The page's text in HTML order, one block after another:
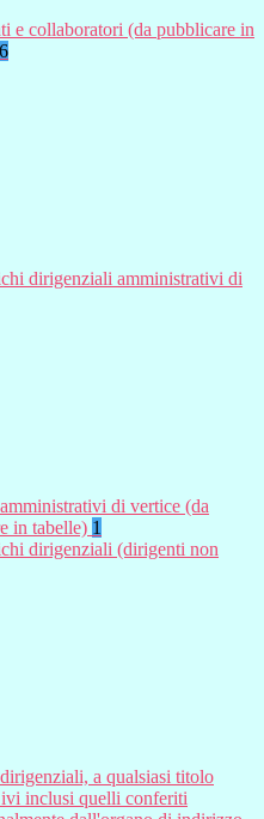
e collaboratori (da pubblicare in
dirigenziali amministrativi di
di vertice (da
in tabelle) 1
dirigenziali (dirigenti non
a qualsiasi titolo
inclusi quelli conferiti